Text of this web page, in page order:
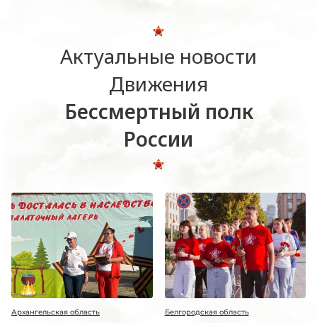
Актуальные новости
Движения
Бессмертный полк
России
Архангельская область Белгородская область